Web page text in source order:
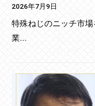
2026年7月9日
特殊ねじのニッチ市
業...